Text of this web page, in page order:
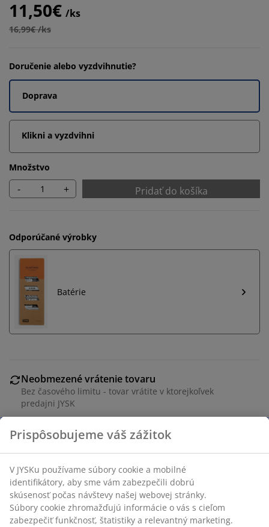
11,50€ /ks
16,99€ /ks
Doručenie alebo vyzdvihnutie?
Doprava
Klikni a vyzdvihni
Množstvo
- + Pridať do košíka
Odporúčané výrobky
Batérie
Neobmezené vrátenie tovaru
Bez časového limitu - tovar vrátite v ktorejkoľvek
predajni JYSK
30-dňová garancia ceny na všetky výrobky
Flexibilné možnosti doručenia
Rýchle a jednoduché doručenie podľa vášho výberu
Olivovo zelená batériová lampa z ocele a plastu,
Prispôsobujeme váš zážitok
V JYSKu používame súbory cookie a mobilné
identifikátory, aby sme vám zabezpečili dobrú
skúsenosť počas návštevy našej webovej stránky.
Súbory cookie zhromažďujú informácie o vás s cieľom
zabezpečiť funkčnosť, štatistiky a relevantný marketing.